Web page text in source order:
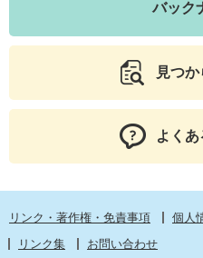
バック
見つ
よく
リンク・著作権・免責事項 個人
リンク集
お問い合わせ